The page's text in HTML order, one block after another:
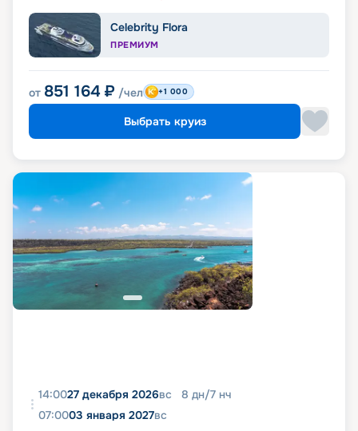
Celebrity Flora
ПРЕМИУМ
от 851 164 ₽ /чел +1 000
Выбрать круиз
14:0027 декабря 2026вс 8 дн/7 нч
07:0003 января 2027вс